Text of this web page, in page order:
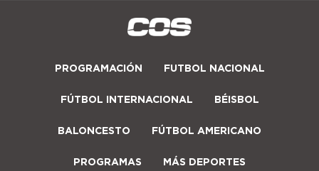
PROGRAMACIÓN FUTBOL NACIONAL
FÚTBOL INTERNACIONAL BÉISBOL
BALONCESTO FÚTBOL AMERICANO
PROGRAMAS MÁS DEPORTES